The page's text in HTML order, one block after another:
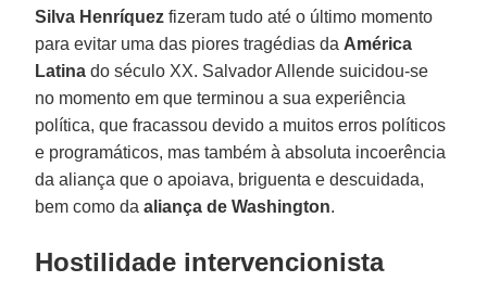
Silva Henríquezfizeram tudo até o último momento
para evitar uma das piores tragédias da América
Latina do século XX. Salvador Allende suicidou-se
no momento em que terminou a sua experiência
política, que fracassou devido a muitos erros políticos
e programáticos, mas também à absoluta incoerência
da aliança que o apoiava, briguenta e descuidada,
bem como daaliança de Washington.
Hostilidade intervencionista